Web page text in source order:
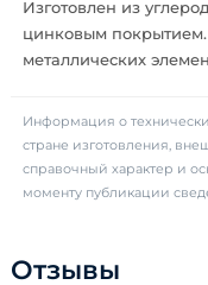
Изготовлен из
цинковым
металлических
Информация о
стране изготовления,
справочный характер и
моменту публикации
Отзывы